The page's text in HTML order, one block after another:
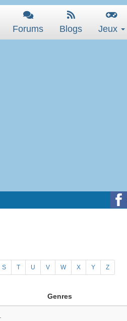
Forums Blogs Jeux
S T U V W X Y Z
Genres